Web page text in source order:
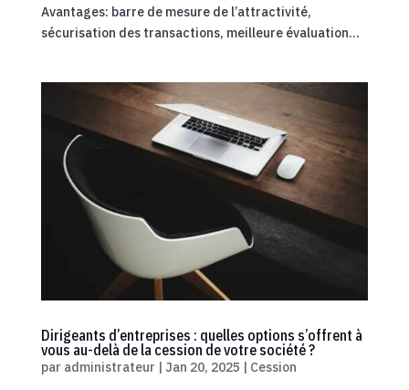
Avantages: barre de mesure de l’attractivité,
sécurisation des transactions, meilleure évaluation...
Dirigeants d’entreprises : quelles options s’offrent à
vous au-delà de la cession de votre société ?
par administrateur | Jan 20, 2025 | Cession